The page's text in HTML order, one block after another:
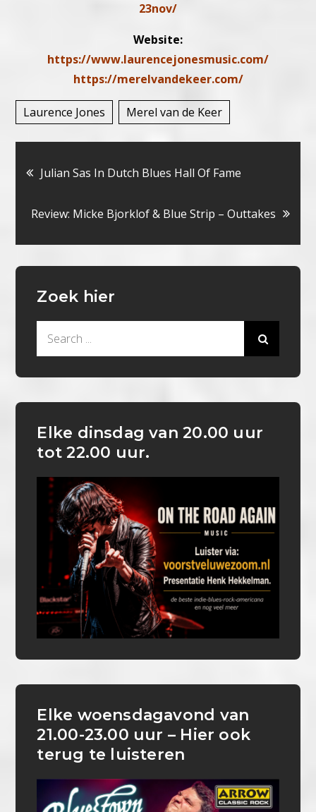
23nov/
Website:
https://www.laurencejonesmusic.com/
https://merelvandekeer.com/
Laurence Jones Merel van de Keer
Bericht
navigatie
Julian Sas In Dutch Blues Hall Of Fame
Review: Micke Bjorklof & Blue Strip – Outtakes
Zoek hier
Elke dinsdag van 20.00 uur
tot 22.00 uur.
Elke woensdagavond van
21.00-23.00 uur – Hier ook
terug te luisteren